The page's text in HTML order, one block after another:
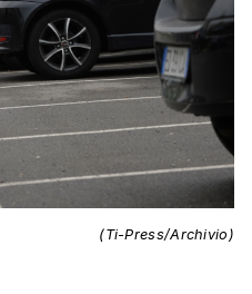
(Ti-Press/Archivio)